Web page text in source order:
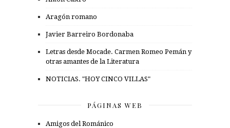
Aragón romano
Javier Barreiro Bordonaba
Letras desde Mocade. Carmen Romeo Pemán y
otras amantes de la Literatura
NOTICIAS. "HOY CINCO VILLAS"
PÁGINAS WEB
Amigos del Románico